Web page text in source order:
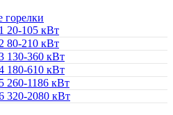
горелки
20-105 кВт
80-210 кВт
130-360 кВт
180-610 кВт
260-1186 кВт
320-2080 кВт